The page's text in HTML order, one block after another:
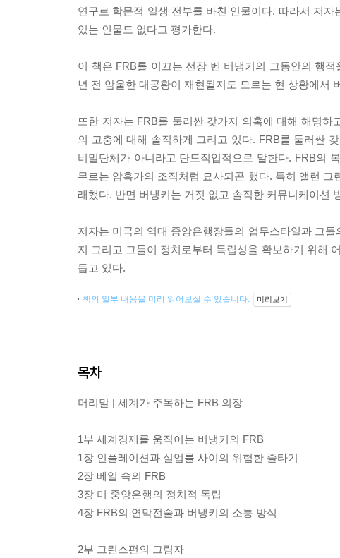
연구로 학문적 일생 전부를 바친 인물이다. 따라서 저
있는 인물도 없다고 평가한다.
이 책은 FRB를 이끄는 선장 벤 버냉키의 그동안의 행
년 전 암울한 대공황이 재현될지도 모르는 현 상황에서
또한 저자는 FRB를 둘러싼 갖가지 의혹에 대해 해명
의 고충에 대해 솔직하게 그리고 있다. FRB를 둘러싼
비밀단체가 아니라고 단도직입적으로 말한다. FRB의
무르는 암흑가의 조직처럼 묘사되곤 했다. 특히 앨런
래했다. 반면 버냉키는 거짓 없고 솔직한 커뮤니케이션
저자는 미국의 역대 중앙은행장들의 업무스타일과 그
지 그리고 그들이 정치로부터 독립성을 확보하기 위해
돕고 있다.
책의 일부 내용을 미리 읽어보실 수 있습니다. 미리보기
목차
머리말 | 세계가 주목하는 FRB 의장
1부 세계경제를 움직이는 버냉키의 FRB
1장 인플레이션과 실업률 사이의 위험한 줄타기
2장 베일 속의 FRB
3장 미 중앙은행의 정치적 독립
4장 FRB의 연막전술과 버냉키의 소통 방식
2부 그린스펀의 그림자